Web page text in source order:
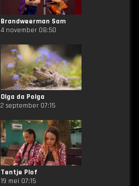
Brandweerman Sam
4 november 08:50
Olga da Polga
2 september 07:15
Tentje Plof
19 mei 07:15